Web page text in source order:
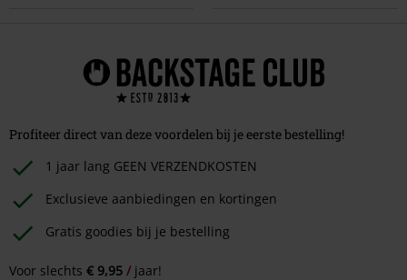
Profiteer direct van deze voordelen bij je eerste bestelling!
1 jaar lang GEEN VERZENDKOSTEN
Exclusieve aanbiedingen en kortingen
Gratis goodies bij je bestelling
Voor slechts € 9,95 jaar!